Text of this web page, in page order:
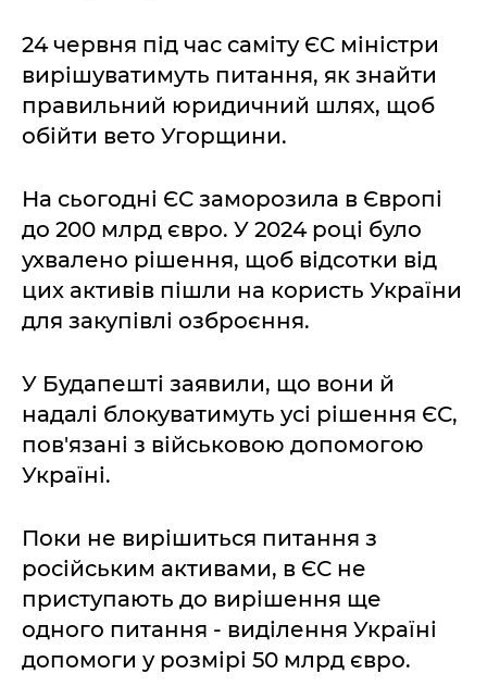
24 червня під час саміту ЄС міністри
вирішуватимуть питання, як знайти
правильний юридичний шлях, щоб
обійти вето Угорщини.
На сьогодні ЄС заморозила в Європі
до 200 млрд євро. У 2024 році було
ухвалено рішення, щоб відсотки від
цих активів пішли на користь України
для закупівлі озброєння.
У Будапешті заявили, що вони й
надалі блокуватимуть усі рішення ЄС,
пов'язані з військовою допомогою
Україні.
Поки не вирішиться питання з
російським активами, в ЄС не
приступають до вирішення ще
одного питання - виділення Україні
допомоги у розмірі 50 млрд євро.